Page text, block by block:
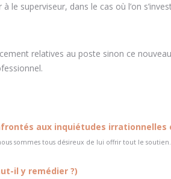
le superviseur, dans le cas où l’on
relatives au poste sinon ce
aux inquiétudes
sommes tous désireux de lui offrir tout le
il y remédier ?)